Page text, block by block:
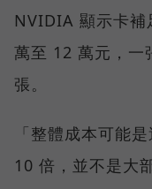
NVIDIA 顯示卡補
萬至 12 萬元，一
張。
「整體成本可能
10 倍，並不是大